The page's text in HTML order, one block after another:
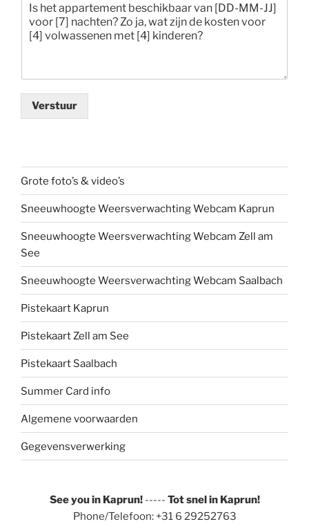
Verstuur
Grote foto’s & video’s
Sneeuwhoogte Weersverwachting Webcam Kaprun
Sneeuwhoogte Weersverwachting Webcam Zell am
See
Sneeuwhoogte Weersverwachting Webcam Saalbach
Pistekaart Kaprun
Pistekaart Zell am See
Pistekaart Saalbach
Summer Card info
Algemene voorwaarden
Gegevensverwerking
See you in Kaprun!----- Tot snel in Kaprun!
Phone/Telefoon: +31 6 29252763